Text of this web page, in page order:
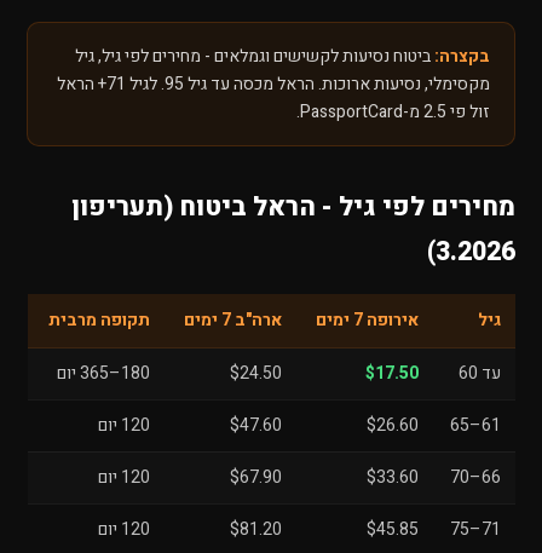
בקצרה:ביטוח נסיעות לקשישים וגמלאים - מחירים לפי גיל, גיל
מקסימלי, נסיעות ארוכות. הראל מכסה עד גיל 95. לגיל 71+ הראל
זול פי 2.5 מ-PassportCard.
מחירים לפי גיל - הראל ביטוח (תעריפון
3.2026)
גיל אירופה 7 ימים ארה"ב 7 ימים תקופה מרבית
עד 60 $17.50
$24.50 180–365 יום
61–65
$26.60
$47.60 120 יום
66–70
$33.60
$67.90 120 יום
71–75
$45.85
$81.20 120 יום